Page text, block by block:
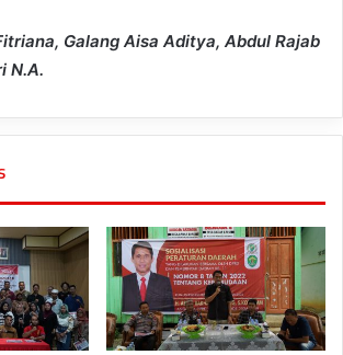
Galang Aisa Aditya, Abdul Rajab
N.A.